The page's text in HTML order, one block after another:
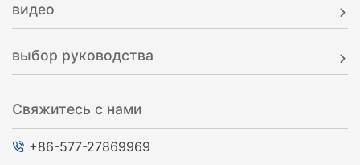
видео
выбор руководства
Свяжитесь с нами
+86-577-27869969